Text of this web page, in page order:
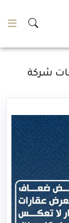
شركة